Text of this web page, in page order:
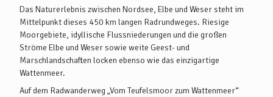
Das Naturerlebnis zwischen Nordsee, Elbe und Weser steht im
Mittelpunkt dieses 450 km langen Radrundweges. Riesige
Moorgebiete, idyllische Flussniederungen und die großen
Ströme Elbe und Weser sowie weite Geest- und
Marschlandschaften locken ebenso wie das einzigartige
Wattenmeer.
Auf dem Radwanderweg „Vom Teufelsmoor zum Wattenmeer“